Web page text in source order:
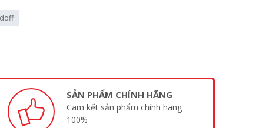
SẢN PHẨM CHÍNH HÃNG
Cam kết sản phẩm chính hãng
100%